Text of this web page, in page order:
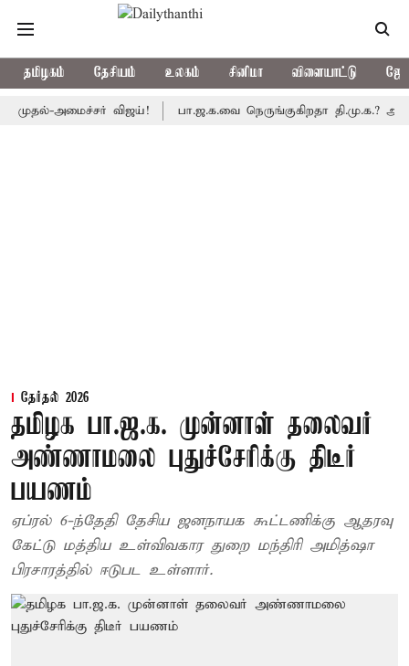
தமிழகம் தேசியம் உலகம் சினிமா விளையாட்டு
அமைச்சர் விஜய்! பா.ஜ.க.வை நெருங்குகிறதா தி.மு.க.?
தேர்தல் 2026
தமிழக பா.ஜ.க. முன்னாள் தலைவர்
அண்ணாமலை புதுச்சேரிக்கு திடீர்
பயணம்
ஏப்ரல் 6-ந்தேதி தேசிய ஜனநாயக கூட்டணிக்கு ஆதரவு
கேட்டு மத்திய உள்விவகார துறை மந்திரி அமித்ஷா
பிரசாரத்தில் ஈடுபட உள்ளார்.